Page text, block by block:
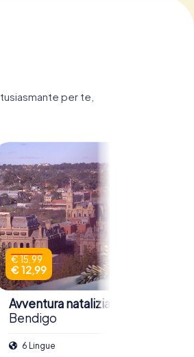
per te,
€ 15,99
€ 12,99
Avventura natalizia
Bendigo
6 Lingue